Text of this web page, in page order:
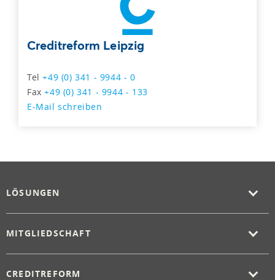
Creditreform Leipzig
Tel+49 (0) 341 - 9944 - 0
Fax+49 (0) 341 - 9944 - 133
E-Mail schreiben
LÖSUNGEN
MITGLIEDSCHAFT
CREDITREFORM